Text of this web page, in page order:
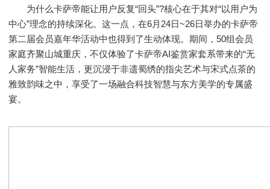
为什么卡萨帝能让用户反复“回头”?核心在于其对“以用户为
中心”理念的持续深化。这一点，在6月24日~26日举办的卡萨帝
第二届会员嘉年华活动中也得到了生动体现。期间，50组会员
家庭齐聚山城重庆，不仅体验了卡萨帝AI鉴赏家套系带来的“无
人家务”智能生活，更沉浸于非遗蜀绣的指尖艺术与宋式点茶的
雅致韵味之中，享受了一场融合科技智慧与东方美学的专属盛
宴。